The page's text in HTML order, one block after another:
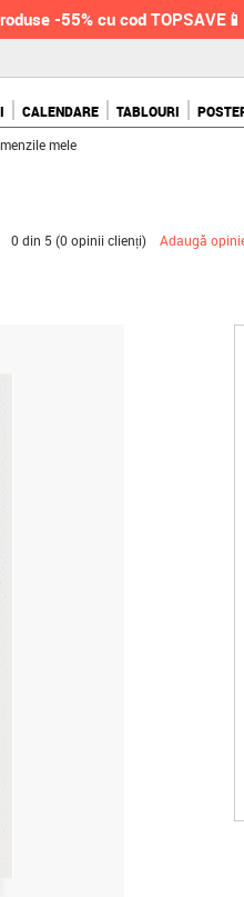
-55% cu cod TOPSAVE📱
CALENDARE TABLOURI
mele
0 din 5 (0 opinii clienți) Adaugă